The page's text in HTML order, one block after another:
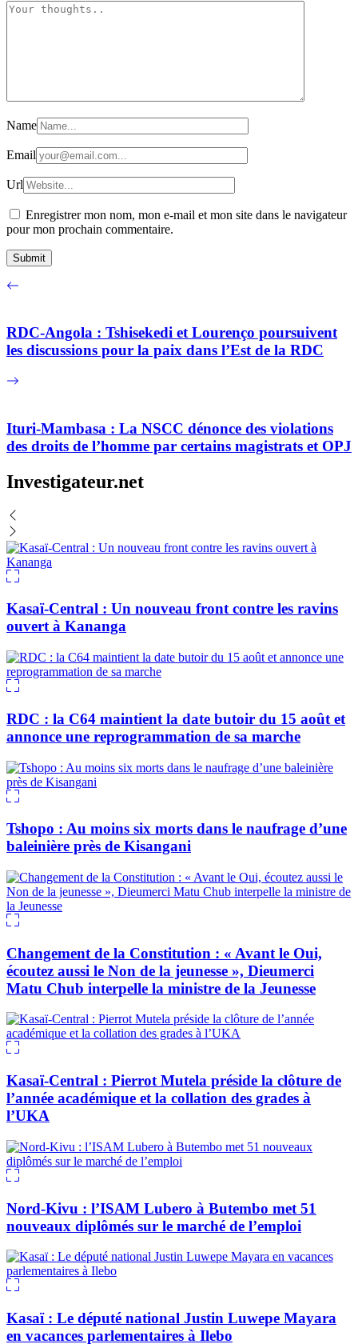
Name
Email
Url
Enregistrer mon nom, mon e-mail et mon site dans le navigateur
pour mon prochain commentaire.
RDC-Angola : Tshisekedi et Lourenço poursuivent
les discussions pour la paix dans l’Est de la RDC
Ituri-Mambasa : La NSCC dénonce des violations
des droits de l’homme par certains magistrats et OPJ
Investigateur.net
Kasaï-Central : Un nouveau front contre les ravins
ouvert à Kananga
RDC : la C64 maintient la date butoir du 15 août et
annonce une reprogrammation de sa marche
Tshopo : Au moins six morts dans le naufrage d’une
baleinière près de Kisangani
Changement de la Constitution : « Avant le Oui,
écoutez aussi le Non de la jeunesse », Dieumerci
Matu Chub interpelle la ministre de la Jeunesse
Kasaï-Central : Pierrot Mutela préside la clôture de
l’année académique et la collation des grades à
l’UKA
Nord-Kivu : l’ISAM Lubero à Butembo met 51
nouveaux diplômés sur le marché de l’emploi
Kasaï : Le député national Justin Luwepe Mayara
en vacances parlementaires à Ilebo